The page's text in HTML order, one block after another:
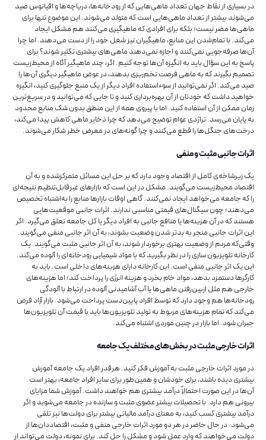
در بسیاری از نقاط جهان تعداد ماهی‌هایی که از رودخانه‌ها، دریاچه‌ها و اقیانوس صید
می‌شوند بیشتر از تعداد ماهی‌هایی است که متولد می‌شوند. این موضوع تنها برای
ماهی‌ها مضر نیست؛ بلکه برای افرادی که ماهیگیری می‌کنند هم مشکل ایجاد
می‌کند. با تمام‌شدن این منابع، ماهیگیران نیز شغل خود را از دست می‌دهند. اما چرا
آن‌ها صرفه‌جویی نمی‌کنند و اجازه نمی‌دهند ماهی‌های بیشتری تکثیر شوند؟ برای
پاسخ به این سؤال باید به انگیزه آن‌ها توجه کنیم. اگر، چند ماهیگیر آگاه از محیط‌زیست
تصمیم بگیرند که به ماهی فرصت تخم‌ریزی بدهند، در عوض ماهیگیر دیگری آن‌ها را
صید می‌کند. اگر نمی‌توانید از سوءاستفاده افراد دیگر از یک منبع جلوگیری کنید، انگیزه
خواهید داشت که خودتان از آن بهره‌برداری کنید و تا جایی که می‌توانید و در سریع‌ترین
زمان ممکن از آن استفاده کنید. اما با پیروی همه از این منطق بدون شک منابع محدود
به پایان می‌رسد. تراژدی عوام توضیح می‌دهد که چرا ذخایر ماهی کاهش پیدا می‌کند،
درخت‌های جنگل‌ها را قطع می‌کنند و چرا گونه‌‌‌‌‌‌‌‌‌‌‌‌‌‌های در معرض خطر شکار می‌شوند.
اثرات جانبی مثبت و منفی
یک زیرشاخه‌ی کامل از اقتصاد وجود دارد که بر حل این مسائل متمرکزشده و به آن
اقتصاد محیط‌زیست می‌گویند. مشکل در این است که بازارهای غیرقابل‌تنظیم نتیجه‌ای
را که جامعه می‌خواهد ایجاد نمی‌کنند. گاهی اوقات بازارها منابع را به‌اشتباه تخصیص
می‌دهند؛ چون سیگنال‌های قیمتی مناسبی ندارند. اثرات جانبی موقعیت‌هایی
هستند که در آن هزینه‌ها یا منافع جانبی به افراد دیگر یا کل جامعه تعلق می‌گیرد. اگر
این اثرات جانبی منجر به بدتر شدن وضعیت بشوند، به آن اثر جانبی منفی می‌گویند.
وقتی‌که مردم از وضعیت بهتری برخوردار شوند، به آن اثر جانبی مثبت می‌گویند. یک
کارخانه تلویزیون سازی را در نظر بگیرید که با مواد شیمیایی رودخانه‌ای را آلوده می‌کند.
این یک اثر جانبی منفی است. این کارخانه دارای هزینه‌های داخلی است. باید به
کارگرها دستمزد بدهد، مواد خام بخرد و هزینه انرژی را پرداخت کند؛ اما هزینه‌های
خارجی هم مثل ازبین‌رفتن ماهی‌ها یا آب آشامیدنی آلوده در ارتباط با آلودگی
رودخانه‌ها هم وجود دارد که توسط افراد پایین‌دست پرداخت می‌شود. بازار آزاد فرض
می‌کند که تمام هزینه‌های مربوط به تولید تلویزیون‌ها باید با قیمت آن تلویزیون‌ها
جبران شود. اما بازار در چنین موردی اشتباه می‌کند.
اثرات خارجی مثبت در بخش‌های مختلف یک جامعه
در مورد اثرات خارجی مثبت به آموزش فکر کنید. هرقدر افراد یک جامعه آموزش
بیشتری دیده باشند، برای خودشان و همین‌‌‌‌‌‌‌‌‌‌‌‌‌‌طور برای سایر افراد جامعه، بهتر است.
آن‌‌‌‌‌‌‌‌‌‌‌‌‌‌ها در این صورت احتمالاً درآمد بیشتری هم خواهند داشت. آموزش شما مزایای
بیرونی هم دارد. با تحصیلات بیشتر عضوی مثبت و سازنده در جامعه می‌شوید و اگر
درآمد بیشتری کسب کنید، به معنای درآمد مالیاتی بیشتر برای دولت‌‌‌‌‌‌‌‌‌‌‌‌‌‌ها نیز تلقی
می‌‌‌‌‌‌‌‌‌‌‌‌‌‌شود. در حال حاضر در هر دو مورد اثرات خارجی منفی و مثبت، اقتصاددان‌ها از
دولت می‌خواهند که وارد عمل شود و مشکل را حل کند. برای نمونه، دولت می‌تواند از